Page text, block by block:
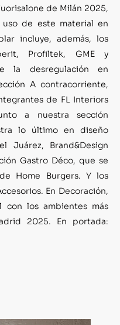
de Milán 2025,
usode este materialen
incluye, además, los
, Profiltek, GMEy
la desregulación en
ón A contracorriente,
de FL Interiors
a nuestra sección
lo último en diseño
Juárez, Brand&Design
ón Gastro Déco, que se
Home Burgers. Y los
. En Decoración,
con los ambientes más
2025. En portada: